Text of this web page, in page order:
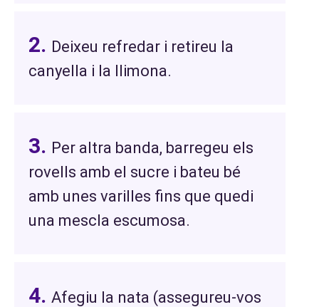
Deixeu refredar i retireu la
canyella i la llimona.
Per altra banda, barregeu els
rovells amb el sucre i bateu bé
amb unes varilles fins que quedi
una mescla escumosa.
Afegiu la nata (assegureu-vos